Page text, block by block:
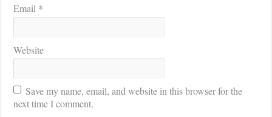
Email *
Website
Save my name, email, and website in this browser for the
next time I comment.